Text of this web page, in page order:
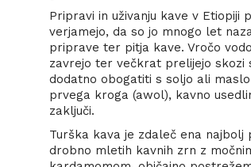
Pripravi in ​​uživanju kave v Etiopiji
verjamejo, da so jo mnogo let
priprave ter pitja kave. Vročo
zavrejo ter večkrat prelijejo skozi
dodatno obogatiti s soljo ali
prvega kroga (awol), kavno
zaključi.
Turška kava je zdaleč ena
drobno mletih kavnih zrn z